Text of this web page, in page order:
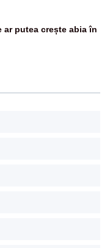
ar putea crește abia în